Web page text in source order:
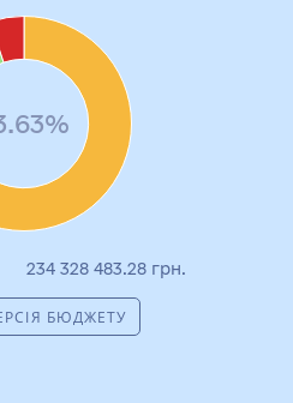
234 328 483.28 грн.
БЮДЖЕТУ